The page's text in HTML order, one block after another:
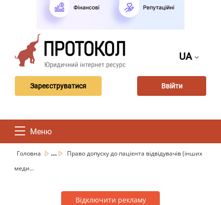
UA
Зареєструватися Ввійти
Меню
Головна ...
Право допуску до пацієнта відвідувачів (інших
меди...
Відключити рекламу